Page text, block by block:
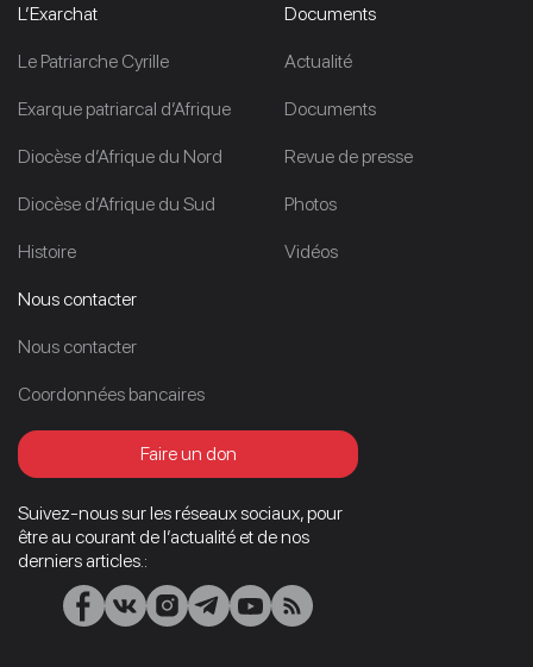
L’Exarchat
Le Patriarche Cyrille
Exarque patriarcal d’Afrique
Diocèse d’Afrique du Nord
Diocèse d’Afrique du Sud
Histoire
Documents
Actualité
Documents
Revue de presse
Photos
Vidéos
Nous contacter
Nous contacter
Coordonnées bancaires
Faire un don
Suivez-nous sur les réseaux sociaux, pour
être au courant de l’actualité et de nos
derniers articles.: